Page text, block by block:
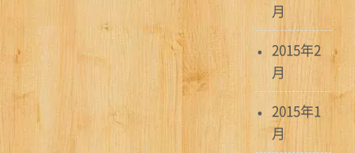
月
2015年2
月
2015年1
月